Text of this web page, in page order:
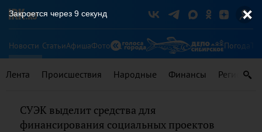
Новости СтатьиАфишаФото Погода
Лента Происшествия Народные Финансы Регионы
СУЭК выделит средства для
финансирования социальных проектов
Закроется через 9 секунд